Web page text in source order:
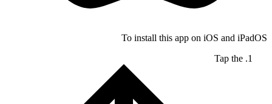
To install this app on iOS and iPadOS
Tap the